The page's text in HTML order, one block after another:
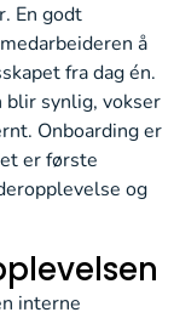
En godt
å
fra dag én.
synlig, vokser
Onboarding er
er første
og
interne